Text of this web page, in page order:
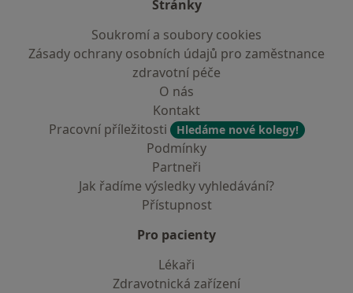
Stránky
Soukromí a soubory cookies
Zásady ochrany osobních údajů pro zaměstnance
zdravotní péče
O nás
Kontakt
Pracovní příležitosti
Hledáme nové kolegy!
Podmínky
Partneři
Jak řadíme výsledky vyhledávání?
Přístupnost
Pro pacienty
Lékaři
Zdravotnická zařízení